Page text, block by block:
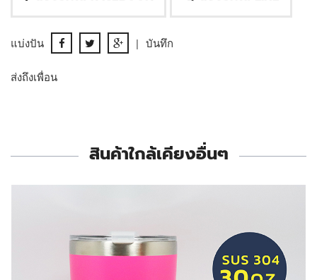
แบ่งปัน | บันทึก
ส่งถึงเพื่อน
สินค้าใกล้เคียงอื่นๆ